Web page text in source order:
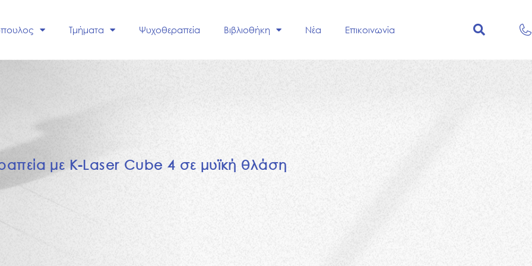
Τμήματα Ψυχοθεραπεία Βιβλιοθήκη Νέα Επικοινωνία
απεία με K-Laser Cube 4 σε μυϊκή θλάση